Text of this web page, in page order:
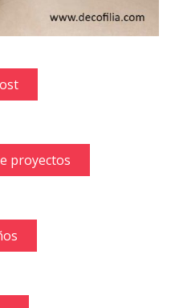
proyectos